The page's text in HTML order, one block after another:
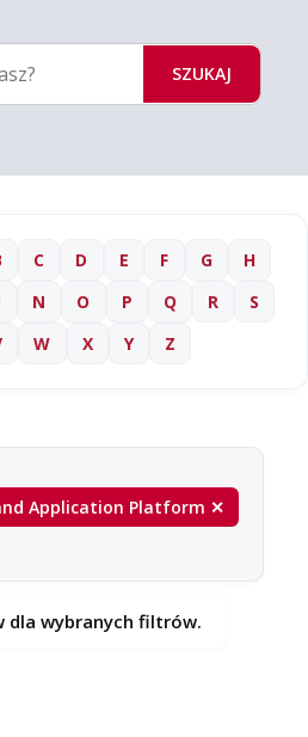
SZUKAJ
C D E F G
H
N O P Q R
S
W X Y Z
Application Platform ✕
dla wybranych filtrów.